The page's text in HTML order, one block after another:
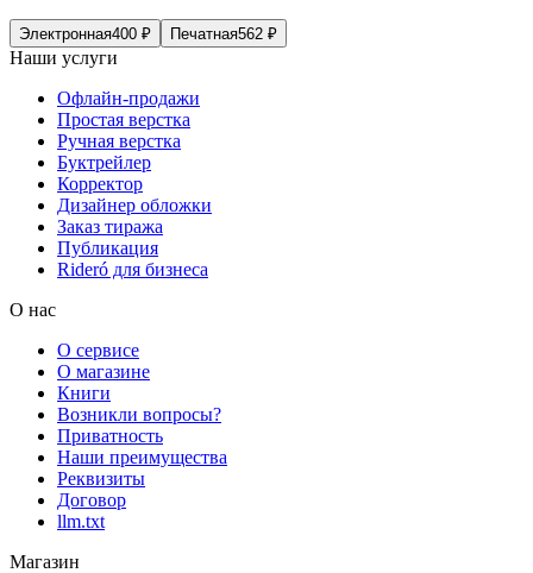
Электронная400 ₽ Печатная562 ₽
Наши услуги
Офлайн-продажи
Простая верстка
Ручная верстка
Буктрейлер
Корректор
Дизайнер обложки
Заказ тиража
Публикация
Rideró для бизнеса
О нас
О сервисе
О магазине
Книги
Возникли вопросы?
Приватность
Наши преимущества
Реквизиты
Договор
llm.txt
Магазин